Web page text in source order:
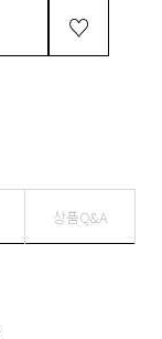
상품Q&A